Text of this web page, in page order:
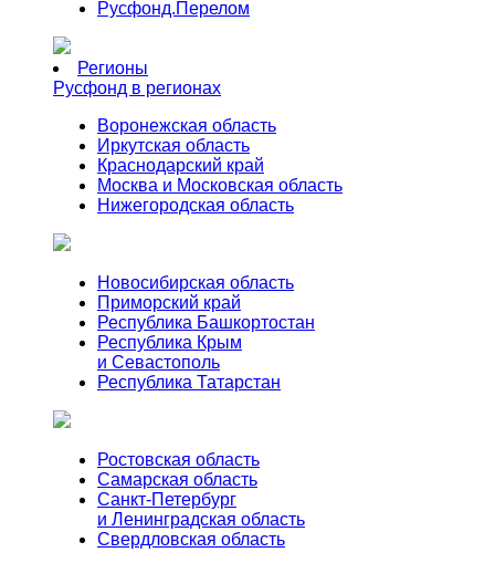
Русфонд.Перелом
Регионы
Русфонд в регионах
Воронежская область
Иркутская область
Краснодарский край
Москва и Московская область
Нижегородская область
Новосибирская область
Приморский край
Республика Башкортостан
Республика Крым
и Севастополь
Республика Татарстан
Ростовская область
Самарская область
Санкт-Петербург
и Ленинградская область
Свердловская область